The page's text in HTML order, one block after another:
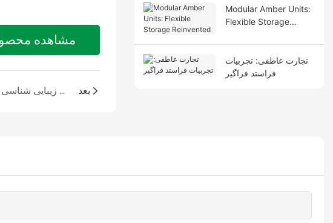
مشاهده
مزایای زیبایی شناسی ورق های توخالی پلی کربنات در مسکونی بعد
Modular Amber Units:
Flexible Storage
تجارت عاطفی: تجربیات
فراستد فراگیر